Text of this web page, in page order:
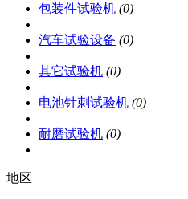
包装件试验机 (0)
汽车试验设备 (0)
其它试验机 (0)
电池针刺试验机 (0)
耐磨试验机 (0)
地区